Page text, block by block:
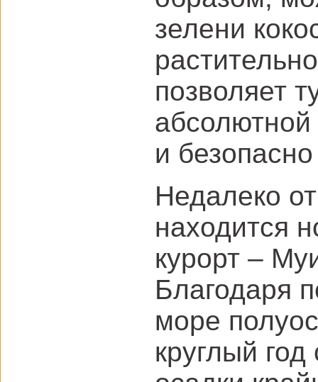
зелени
позволяет
и
Недалеко
находится
курорт –
Благодаря
море
круглый